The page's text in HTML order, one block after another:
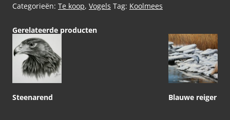
Categorieën: Te koop, Vogels Tag: Koolmees
Gerelateerde producten
Steenarend Blauwe reiger